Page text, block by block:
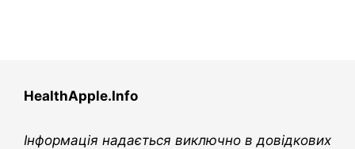
HealthApple.Info
Інформація надається виключно в довідкових